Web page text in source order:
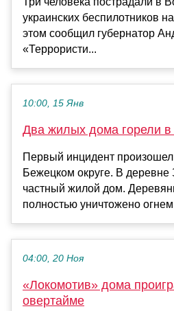
украинских беспилотников
этом сообщил губернатор
«Террористи...
10:00, 15 Янв
Два жилых дома горели в
Первый инцидент
Бежецком округе. В деревне
частный жилой дом.
полностью уничтожено
04:00, 20 Ноя
«Локомотив» дома
овертайме